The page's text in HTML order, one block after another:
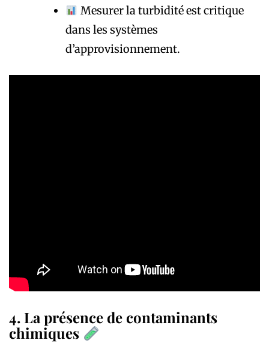
Mesurer la turbidité est critique
dans les systèmes
d’approvisionnement.
4. La présence de contaminants
chimiques